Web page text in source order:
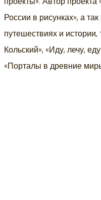
России в рисунках», а
путешествиях и истории,
Кольский», «Иду, лечу,
«Порталы в древние